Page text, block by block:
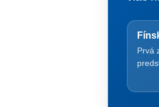
Prvá